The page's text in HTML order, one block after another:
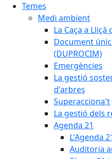
Temes
Medi ambient
La Caça a Lliçà
Document
(DUPROCIM)
Emergències
La gestió
d'arbres
Superacciona't
La gestió dels
Agenda 21
L'Agenda
Auditoria